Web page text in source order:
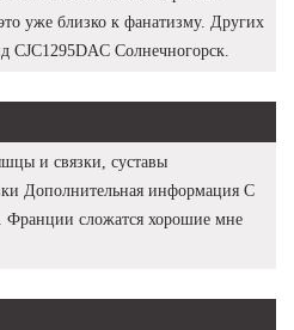
уже близко к фанатизму. Других
CJC1295DAC Солнечногорск.
и связки, суставы
Дополнительная информация С
сложатся хорошие мне